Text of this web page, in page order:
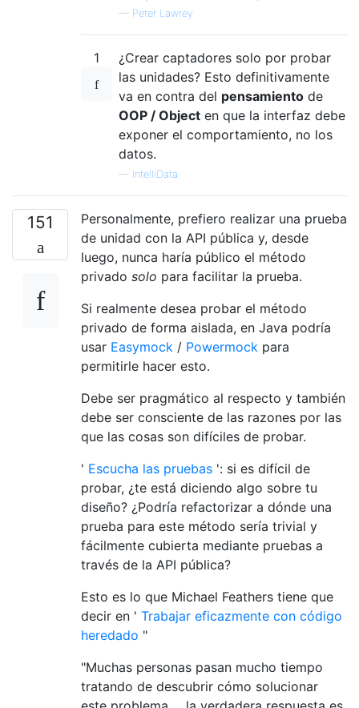
— Peter Lawrey
1
¿Crear captadores solo por probar
las unidades? Esto definitivamente
va en contra del pensamiento de
OOP / Object en que la interfaz debe
exponer el comportamiento, no los
datos.
— IntelliData
151
Personalmente, prefiero realizar una prueba
de unidad con la API pública y, desde
luego, nunca haría público el método
privado solo para facilitar la prueba.
Si realmente desea probar el método
privado de forma aislada, en Java podría
usar Easymock / Powermock para
permitirle hacer esto.
Debe ser pragmático al respecto y también
debe ser consciente de las razones por las
que las cosas son difíciles de probar.
' Escucha las pruebas ': si es difícil de
probar, ¿te está diciendo algo sobre tu
diseño? ¿Podría refactorizar a dónde una
prueba para este método sería trivial y
fácilmente cubierta mediante pruebas a
través de la API pública?
Esto es lo que Michael Feathers tiene que
decir en ' Trabajar eficazmente con código
heredado "
"Muchas personas pasan mucho tiempo
tratando de descubrir cómo solucionar